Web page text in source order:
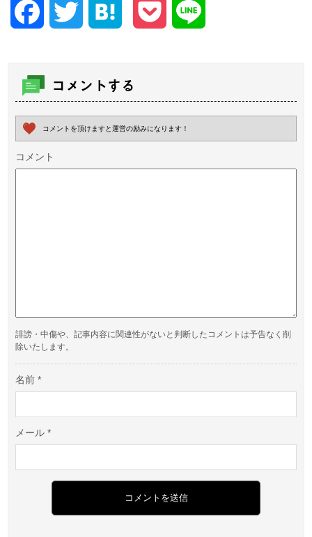
FacebookTwitter Hatena Pocket
コメントする
コメントを頂けますと運営の励みになります！
コメント
誹謗・中傷や、記事内容に関連性がないと判断したコメントは予告なく削
除いたします。
名前*
メール*